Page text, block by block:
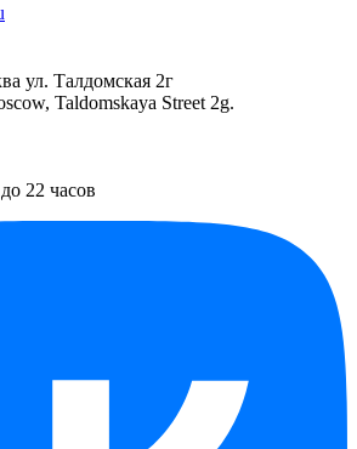
ул. Талдомская 2г
Taldomskaya Street 2g.
22 часов